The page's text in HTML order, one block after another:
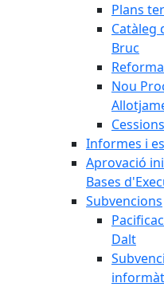
Plans
Catàleg
Bruc
Nou
Informes i
Aprovació
Bases
Subvencions
Dalt